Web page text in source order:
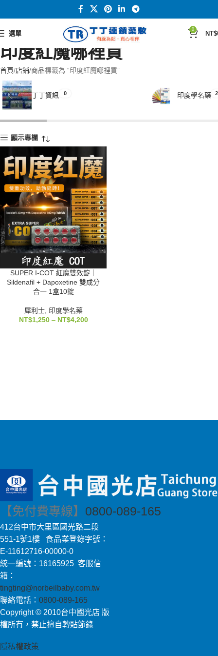
選單
0
NT$
印度紅魔哪裡買
首頁 店鋪 商品標籤為 “印度紅魔哪裡買”
丁丁資訊 0 印度學名藥
顯示專欄
SUPER I-COT 紅魔雙效錠｜
Sildenafil + Dapoxetine 雙成分
合一 1盒10錠
犀利士, 印度學名藥
NT$1,250 – NT$4,200
【免付費專線】 0800-089-165
412台中市大里區國光路二段
551-1號1樓 食品業登錄字號：
E-11612716-00000-0
統一編號：16165925 客服信
箱：
tingting@norbeilbaby.com.tw
聯絡電話： 0800-089-165
Copyright © 2010台中國光店 版
權所有，禁止擅自轉貼節錄
隱私權政策